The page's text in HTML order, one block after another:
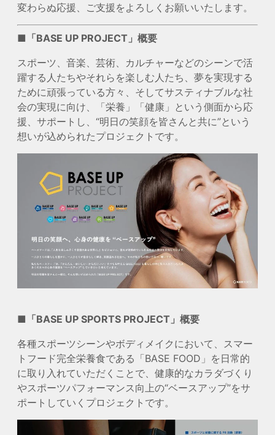
変わらぬ応援、ご支援をよろしくお願いいたします。
■「BASE UP PROJECT」概要
スポーツ、音楽、芸術、カルチャーなどのシーンで活
躍する人たちやそれらを楽しむ人たち、夢を実現する
ために頑張っている方々、そしてサスティナブルな社
会の実現に向け、「栄養」「健康」という側面から応
援、サポートし、“明日の笑顔を皆さんと共に”という
想いが込められたプロジェクトです。
■「BASE UP SPORTS PROJECT」概要
各種スポーツシーンやボディメイクにおいて、スマー
トフード完全栄養食である「BASE FOOD」を日常的
に取り入れていただくことで、健康的なカラダづくり
やスポーツパフォーマンス向上の“ベースアップ”をサ
ポートしていくプロジェクトです。